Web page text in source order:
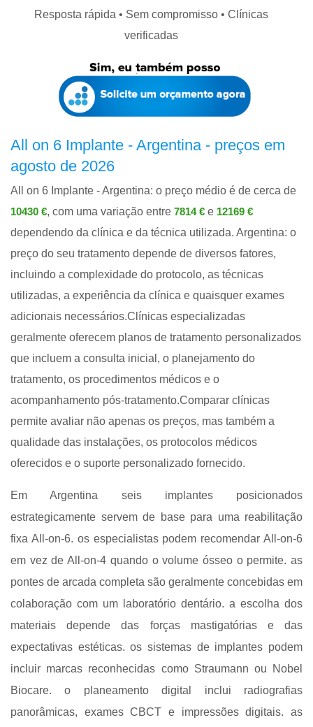
Resposta rápida • Sem compromisso • Clínicas
verificadas
All on 6 Implante - Argentina - preços em
agosto de 2026
All on 6 Implante - Argentina: o preço médio é de cerca de
10430 €, com uma variação entre 7814 € e 12169 €
dependendo da clínica e da técnica utilizada. Argentina: o
preço do seu tratamento depende de diversos fatores,
incluindo a complexidade do protocolo, as técnicas
utilizadas, a experiência da clínica e quaisquer exames
adicionais necessários.Clínicas especializadas
geralmente oferecem planos de tratamento personalizados
que incluem a consulta inicial, o planejamento do
tratamento, os procedimentos médicos e o
acompanhamento pós-tratamento.Comparar clínicas
permite avaliar não apenas os preços, mas também a
qualidade das instalações, os protocolos médicos
oferecidos e o suporte personalizado fornecido.
Em Argentina seis implantes posicionados
estrategicamente servem de base para uma reabilitação
fixa All-on-6. os especialistas podem recomendar All-on-6
em vez de All-on-4 quando o volume ósseo o permite. as
pontes de arcada completa são geralmente concebidas em
colaboração com um laboratório dentário. a escolha dos
materiais depende das forças mastigatórias e das
expectativas estéticas. os sistemas de implantes podem
incluir marcas reconhecidas como Straumann ou Nobel
Biocare. o planeamento digital inclui radiografias
panorâmicas, exames CBCT e impressões digitais. as